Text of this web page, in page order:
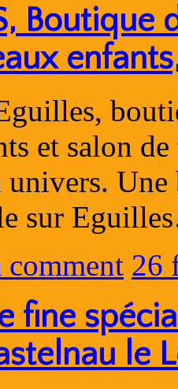
et salon
sur
comment 26
fine
le